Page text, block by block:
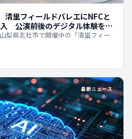
清里フィールドバレエにNFCと
公演前後のデジタル体験を拡
梨県北杜市で開催中の「清里フィー
最新ニュース